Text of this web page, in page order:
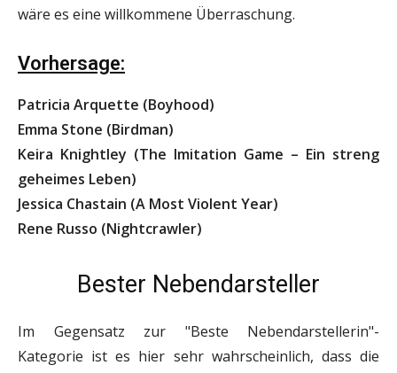
wäre es eine willkommene Überraschung.
Vorhersage:
Patricia Arquette (Boyhood)
Emma Stone (Birdman)
Keira Knightley (The Imitation Game – Ein streng
geheimes Leben)
Jessica Chastain (A Most Violent Year)
Rene Russo (Nightcrawler)
Bester Nebendarsteller
Im Gegensatz zur "Beste Nebendarstellerin"-
Kategorie ist es hier sehr wahrscheinlich, dass die